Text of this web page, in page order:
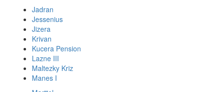
Jadran
Jessenius
Jizera
Krivan
Kucera Pension
Lazne III
Maltezky Kriz
Manes I